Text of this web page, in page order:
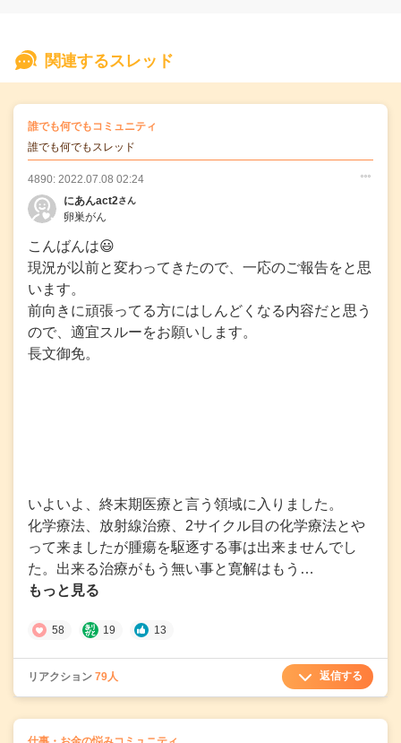
関連するスレッド
誰でも何でもコミュニティ
誰でも何でもスレッド
○ ○ ○
4890: 2022.07.08 02:24
にあんact2さん
卵巣がん
こんばんは😃
現況が以前と変わってきたので、一応のご報告をと思
います。
前向きに頑張ってる方にはしんどくなる内容だと思う
ので、適宜スルーをお願いします。
長文御免。
いよいよ、終末期医療と言う領域に入りました。
化学療法、放射線治療、2サイクル目の化学療法とや
って来ましたが腫瘍を駆逐する事は出来ませんでし
た。出来る治療がもう無い事と寛解はもう…
もっと見る
58 19 13
リアクション 79人 返信する